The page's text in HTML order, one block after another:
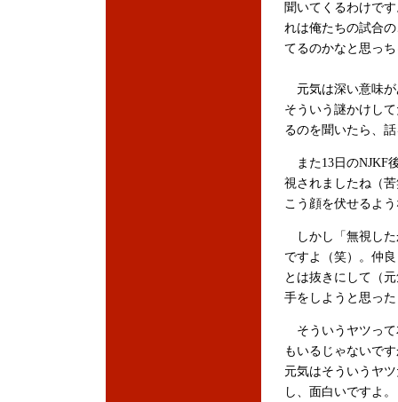
聞いてくるわけで
れは俺たちの試合
てるのかなと思っ
元気は深い意味が
そういう謎かけし
るのを聞いたら、
また13日のNJKF
視されましたね（
こう顔を伏せるよ
しかし「無視した
ですよ（笑）。仲
とは抜きにして（
手をしようと思っ
そういうヤツって
もいるじゃないで
元気はそういうヤ
し、面白いですよ。